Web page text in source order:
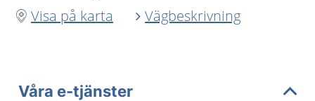
Visa på karta
Vägbeskrivning
Våra e-tjänster